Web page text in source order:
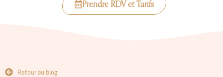
Prendre RDV et Tarifs
Retour au blog